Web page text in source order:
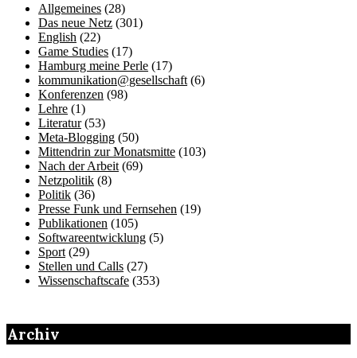
Allgemeines (28)
Das neue Netz (301)
English (22)
Game Studies (17)
Hamburg meine Perle (17)
kommunikation@gesellschaft (6)
Konferenzen (98)
Lehre (1)
Literatur(53)
Meta-Blogging (50)
Mittendrin zur Monatsmitte (103)
Nach der Arbeit (69)
Netzpolitik (8)
Politik (36)
Presse Funk und Fernsehen (19)
Publikationen (105)
Softwareentwicklung (5)
Sport (29)
Stellen und Calls (27)
Wissenschaftscafe (353)
Archiv